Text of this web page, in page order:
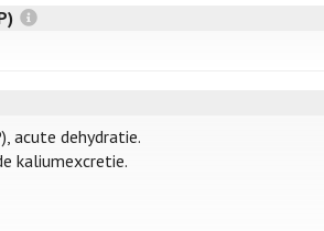
acute dehydratie.
kaliumexcretie.